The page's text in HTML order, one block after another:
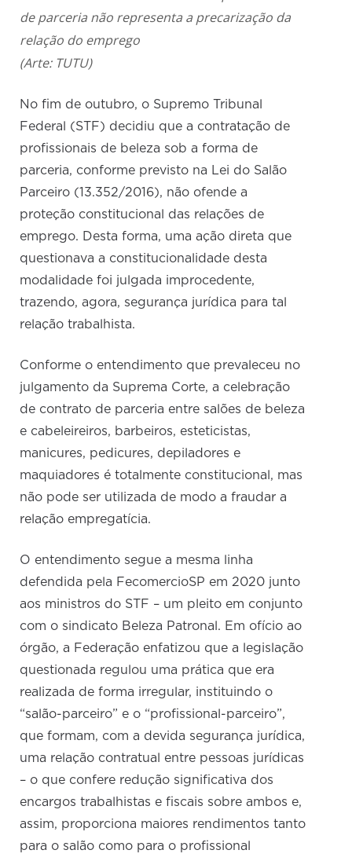
de parceria não representa a precarização da
relação do emprego
(Arte: TUTU)
No fim de outubro, o Supremo Tribunal
Federal (STF) decidiu que a contratação de
profissionais de beleza sob a forma de
parceria, conforme previsto na Lei do Salão
Parceiro (13.352/2016), não ofende a
proteção constitucional das relações de
emprego. Desta forma, uma ação direta que
questionava a constitucionalidade desta
modalidade foi julgada improcedente,
trazendo, agora, segurança jurídica para tal
relação trabalhista.
Conforme o entendimento que prevaleceu no
julgamento da Suprema Corte, a celebração
de contrato de parceria entre salões de beleza
e cabeleireiros, barbeiros, esteticistas,
manicures, pedicures, depiladores e
maquiadores é totalmente constitucional, mas
não pode ser utilizada de modo a fraudar a
relação empregatícia.
O entendimento segue a mesma linha
defendida pela FecomercioSP em 2020 junto
aos ministros do STF – um pleito em conjunto
com o sindicato Beleza Patronal. Em ofício ao
órgão, a Federação enfatizou que a legislação
questionada regulou uma prática que era
realizada de forma irregular, instituindo o
“salão-parceiro” e o “profissional-parceiro”,
que formam, com a devida segurança jurídica,
uma relação contratual entre pessoas jurídicas
– o que confere redução significativa dos
encargos trabalhistas e fiscais sobre ambos e,
assim, proporciona maiores rendimentos tanto
para o salão como para o profissional